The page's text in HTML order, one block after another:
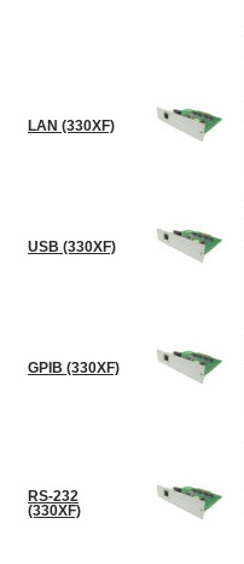
LAN (330XF)
USB (330XF)
GPIB (330XF)
RS-232
(330XF)